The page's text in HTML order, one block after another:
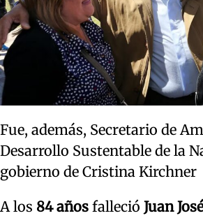
Fue, además, Secretario de
Desarrollo Sustentable de la
gobierno de Cristina Kirchner
A los 84 años falleció Juan